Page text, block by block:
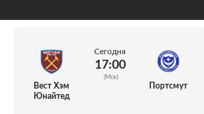
Вест Хэм
Юнайтед
Сегодня
17:00
(Мск)
Портсмут